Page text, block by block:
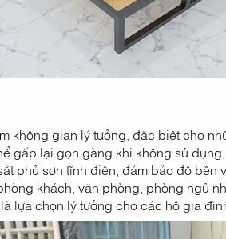
không gian lý tưởng, đặc biệt cho
gấp lại gọn gàng khi không sử
phủ sơn tĩnh điện, đảm bảo độ bền
khách, văn phòng, phòng ngủ
lựa chọn lý tưởng cho các hộ gia